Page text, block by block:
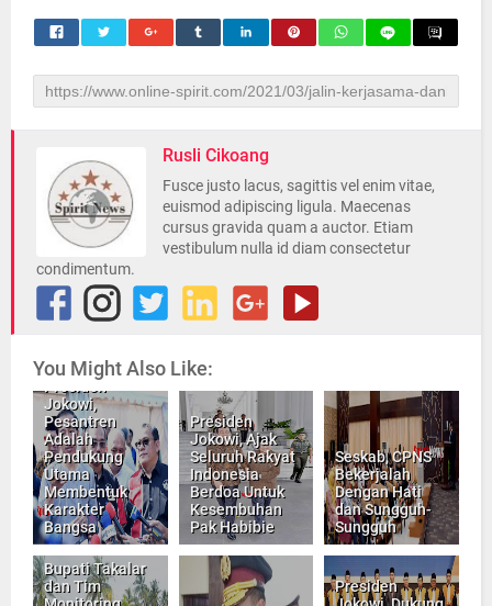
Rusli Cikoang
Fusce justo lacus, sagittis vel enim vitae,
euismod adipiscing ligula. Maecenas
cursus gravida quam a auctor. Etiam
vestibulum nulla id diam consectetur
condimentum.
You Might Also Like:
Jokowi,
Pesantren
Adalah
Pendukung
Utama
Membentuk
Karakter
Bangsa
Presiden
Jokowi, Ajak
Seluruh Rakyat
Indonesia
Berdoa Untuk
Kesembuhan
Pak Habibie
Seskab, CPNS
Bekerjalah
Dengan Hati
dan Sungguh-
Sungguh
Bupati Takalar
dan Tim
Presiden